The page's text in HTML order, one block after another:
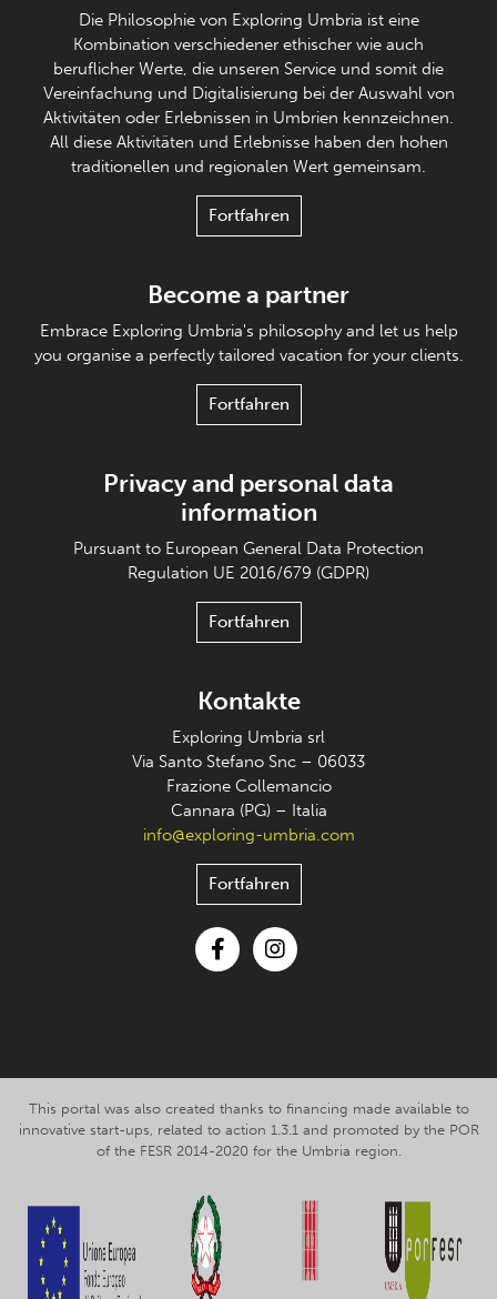
Die Philosophie von Exploring Umbria ist eine
Kombination verschiedener ethischer wie auch
beruflicher Werte, die unseren Service und somit die
Vereinfachung und Digitalisierung bei der Auswahl von
Aktivitäten oder Erlebnissen in Umbrien kennzeichnen.
All diese Aktivitäten und Erlebnisse haben den hohen
traditionellen und regionalen Wert gemeinsam.
Fortfahren
Become a partner
Embrace Exploring Umbria's philosophy and let us help
you organise a perfectly tailored vacation for your clients.
Fortfahren
Privacy and personal data
information
Pursuant to European General Data Protection
Regulation UE 2016/679 (GDPR)
Fortfahren
Kontakte
Exploring Umbria srl
Via Santo Stefano Snc – 06033
Frazione Collemancio
Cannara (PG) – Italia
info@exploring-umbria.com
Fortfahren
This portal was also created thanks to financing made available to
innovative start-ups, related to action 1.3.1 and promoted by the POR
of the FESR 2014-2020 for the Umbria region.